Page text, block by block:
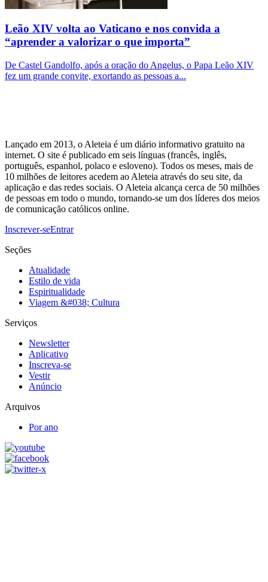
Leão XIV volta ao Vaticano e nos convida a
“aprender a valorizar o que importa”
De Castel Gandolfo, após a oração do Angelus, o Papa Leão XIV
fez um grande convite, exortando as pessoas a...
Lançado em 2013, o Aleteia é um diário informativo gratuito na
internet. O site é publicado em seis línguas (francês, inglês,
português, espanhol, polaco e esloveno). Todos os meses, mais de
10 milhões de leitores acedem ao Aleteia através do seu site, da
aplicação e das redes sociais. O Aleteia alcança cerca de 50 milhões
de pessoas em todo o mundo, tornando-se um dos líderes dos meios
de comunicação católicos online.
Inscrever-seEntrar
Seções
Atualidade
Estilo de vida
Espiritualidade
Viagem &#038; Cultura
Serviços
Newsletter
Aplicativo
Inscreva-se
Vestir
Anúncio
Arquivos
Por ano